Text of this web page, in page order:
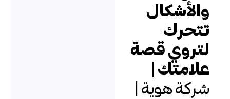
والأشكال
تتحرك
لتروي قصة
علامتك|
شركة هوية |